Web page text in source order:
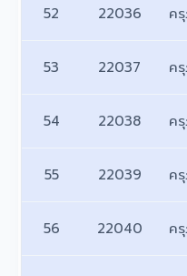
52 22036 ค
53 22037 ค
54 22038 ค
55 22039 ค
56 22040 ค